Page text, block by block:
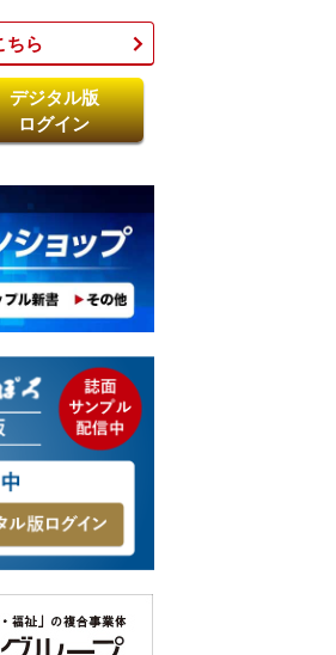
ちら​
デジタル版
ログイン